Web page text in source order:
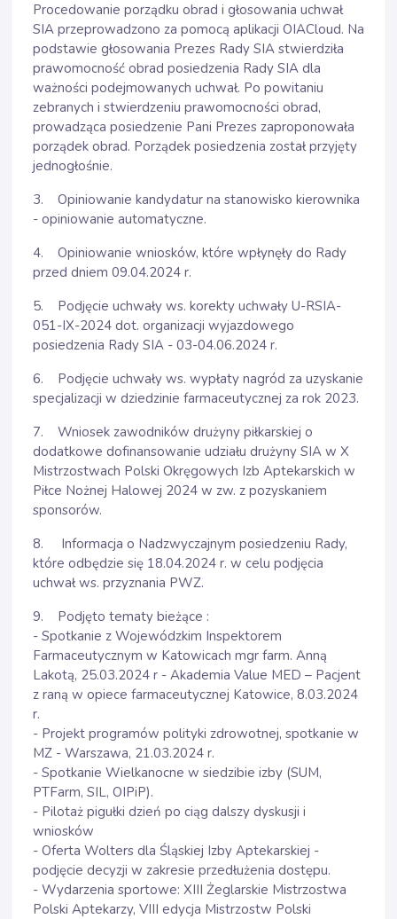
Procedowanie porządku obrad i głosowania uchwał
SIA przeprowadzono za pomocą aplikacji OIACloud. Na
podstawie głosowania Prezes Rady SIA stwierdziła
prawomocność obrad posiedzenia Rady SIA dla
ważności podejmowanych uchwał. Po powitaniu
zebranych i stwierdzeniu prawomocności obrad,
prowadząca posiedzenie Pani Prezes zaproponowała
porządek obrad. Porządek posiedzenia został przyjęty
jednogłośnie.
3. Opiniowanie kandydatur na stanowisko kierownika
- opiniowanie automatyczne.
4. Opiniowanie wniosków, które wpłynęły do Rady
przed dniem 09.04.2024 r.
5. Podjęcie uchwały ws. korekty uchwały U-RSIA-
051-IX-2024 dot. organizacji wyjazdowego
posiedzenia Rady SIA - 03-04.06.2024 r.
6. Podjęcie uchwały ws. wypłaty nagród za uzyskanie
specjalizacji w dziedzinie farmaceutycznej za rok 2023.
7. Wniosek zawodników drużyny piłkarskiej o
dodatkowe dofinansowanie udziału drużyny SIA w X
Mistrzostwach Polski Okręgowych Izb Aptekarskich w
Piłce Nożnej Halowej 2024 w zw. z pozyskaniem
sponsorów.
8. Informacja o Nadzwyczajnym posiedzeniu Rady,
które odbędzie się 18.04.2024 r. w celu podjęcia
uchwał ws. przyznania PWZ.
9. Podjęto tematy bieżące :
- Spotkanie z Wojewódzkim Inspektorem
Farmaceutycznym w Katowicach mgr farm. Anną
Lakotą, 25.03.2024 r - Akademia Value MED – Pacjent
z raną w opiece farmaceutycznej Katowice, 8.03.2024
r.
- Projekt programów polityki zdrowotnej, spotkanie w
MZ - Warszawa, 21.03.2024 r.
- Spotkanie Wielkanocne w siedzibie izby (SUM,
PTFarm, SIL, OIPiP).
- Pilotaż pigułki dzień po ciąg dalszy dyskusji i
wniosków
- Oferta Wolters dla Śląskiej Izby Aptekarskiej -
podjęcie decyzji w zakresie przedłużenia dostępu.
- Wydarzenia sportowe: XIII Żeglarskie Mistrzostwa
Polski Aptekarzy, VIII edycja Mistrzostw Polski